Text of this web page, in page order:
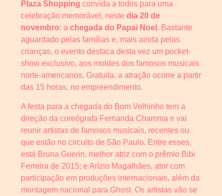
Plaza Shopping convida a todos para uma
celebração memorável, neste dia 20 de
novembro: a chegada do Papai Noel . Bastante
aguardado pelas famílias e, mais ainda pelas
crianças, o evento destaca desta vez um pocket-
show exclusivo, aos moldes dos famosos musicais
norte-americanos. Gratuita, a atração ocorre a partir
das 15 horas, no empreendimento.
A festa para a chegada do Bom Velhinho tem a
direção da coreógrafa Fernanda Chamma e vai
reunir artistas de famosos musicais, recentes ou
que estão no circuito de São Paulo. Entre esses,
está Bruna Guerin, melhor atriz com o prêmio Bibi
Ferreira de 2015; e Arízio Magalhães, ator com
participação em produções internacionais, além da
montagem nacional para Ghost. Os artistas vão se